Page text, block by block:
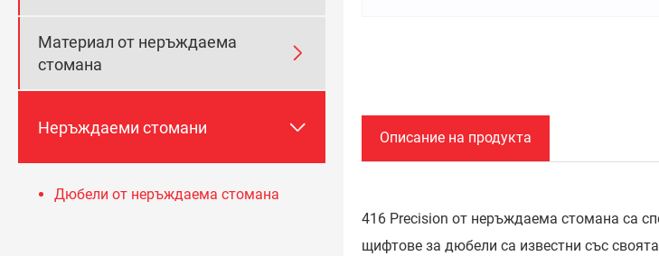
Материал от неръждаема
стомана

Неръждаеми стомани 
Дюбели от неръждаема стомана
Описание на продукта
416 Precision от неръждаема стомана са
щифтове за дюбели са известни със